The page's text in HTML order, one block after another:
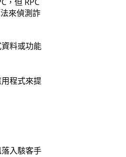
，但 RPC
來偵測詐
料或功能
程式來提
入駭客手